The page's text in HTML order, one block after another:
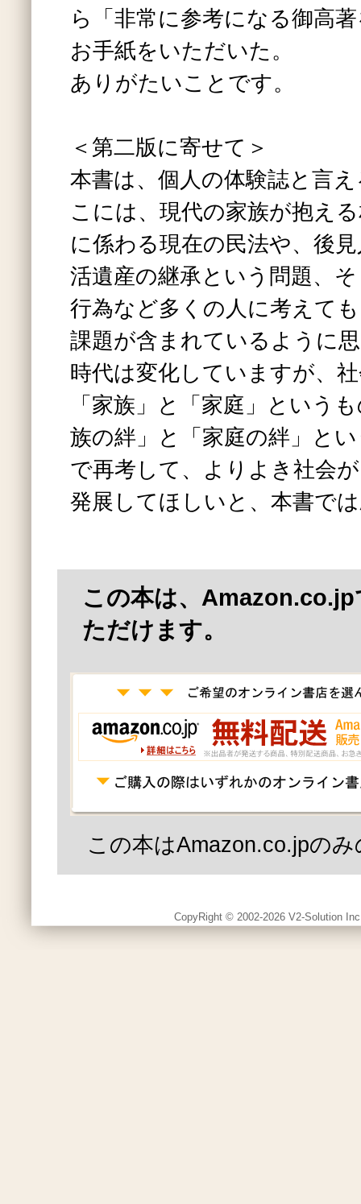
ら「非常に参考になる御高
お手紙をいただいた。
ありがたいことです。
＜第二版に寄せて＞
本書は、個人の体験誌と言
こには、現代の家族が抱え
に係わる現在の民法や、後
活遺産の継承という問題、
行為など多くの人に考えて
課題が含まれているように
時代は変化していますが、
「家族」と「家庭」という
族の絆」と「家庭の絆」と
で再考して、よりよき社会
発展してほしいと、本書で
この本は、
ただけます。
この本はAmazon.co.jpの
CopyRight © 2002-2026 V2-Solution